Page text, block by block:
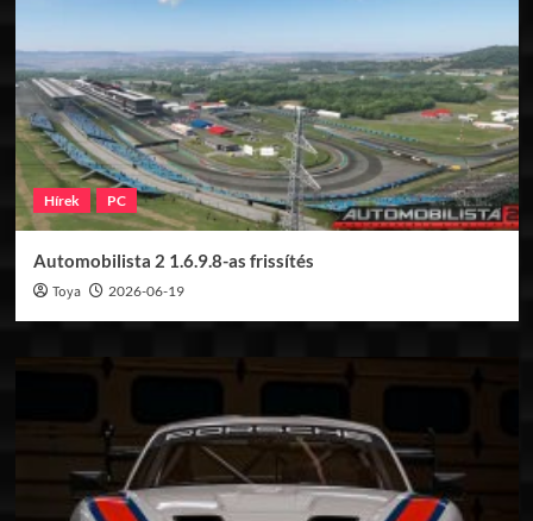
Hírek PC
Automobilista 2 1.6.9.8-as frissítés
Toya 2026-06-19